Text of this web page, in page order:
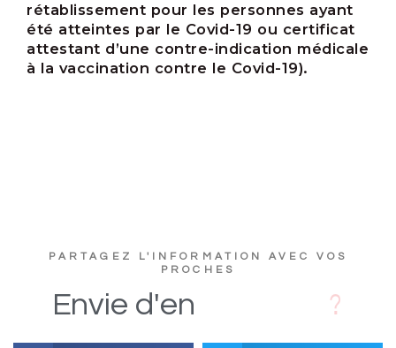
rétablissement pour les personnes ayant
été atteintes par le Covid-19 ou certificat
attestant d’une contre-indication médicale
à la vaccination contre le Covid-19).
PARTAGEZ L'INFORMATION AVEC VOS
PROCHES
Envie d'en